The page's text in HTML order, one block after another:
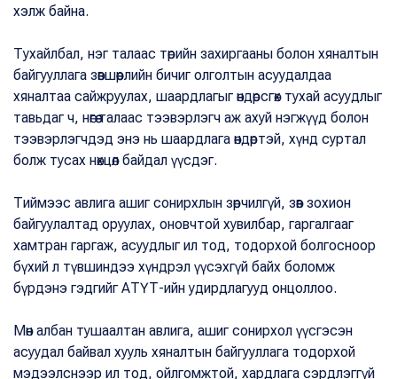
хэлж байна.
Тухайлбал, нэг талаас төрийн захиргааны болон хяналтын
байгууллага зөвшөөрлийн бичиг олголтын асуудалдаа
хяналтаа сайжруулах, шаардлагыг өндөрсгөх тухай асуудлыг
тавьдаг ч, нөгөө талаас тээвэрлэгч аж ахуй нэгжүүд болон
тээвэрлэгчдэд энэ нь шаардлага өндөртэй, хүнд суртал
болж тусах нөхцөл байдал үүсдэг.
Тиймээс авлига ашиг сонирхлын зөрчилгүй, зөв зохион
байгуулалтад оруулах, оновчтой хувилбар, гаргалгааг
хамтран гаргаж, асуудлыг ил тод, тодорхой болгосноор
бүхий л түвшиндээ хүндрэл үүсэхгүй байх боломж
бүрдэнэ гэдгийг АТҮТ-ийн удирдлагууд онцоллоо.
Мөн албан тушаалтан авлига, ашиг сонирхол үүсгэсэн
асуудал байвал хууль хяналтын байгууллага тодорхой
мэдээлснээр ил тод, ойлгомжтой, хардлага сэрдлэггүй